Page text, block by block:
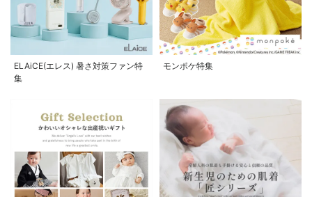
ELAiCE(エレス) 暑さ対策ファン特
集
モンポケ特集